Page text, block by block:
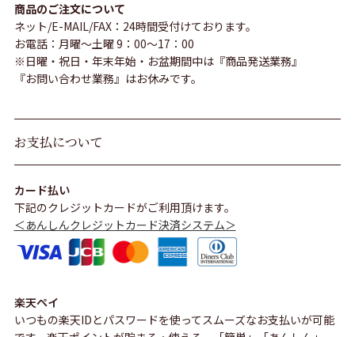
商品のご注文について
ネット/E-MAIL/FAX：24時間受付けております。
お電話：月曜～土曜 9：00～17：00
※日曜・祝日・年末年始・お盆期間中は『商品発送業務』
『お問い合わせ業務』はお休みです。
お支払について
カード払い
下記のクレジットカードがご利用頂けます。
＜あんしんクレジットカード決済システム＞
楽天ペイ
いつもの楽天IDとパスワードを使ってスムーズなお支払いが可能